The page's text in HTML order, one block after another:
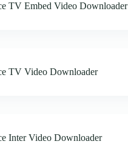
TV Embed Video Downloader
TV Video Downloader
Inter Video Downloader